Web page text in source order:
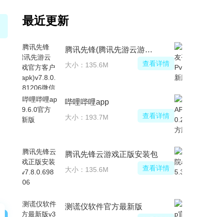
最近更新
大小：135.6M 查看详情
哔哩哔哩app
大小：193.7M 查看详情
腾讯先锋云游戏正版安装包
大小：135.6M 查看详情
测谎仪软件官方最新版